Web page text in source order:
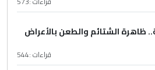
ظاهرة الشتائم والطعن بالأعراض
قراءات :544